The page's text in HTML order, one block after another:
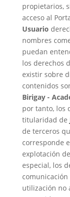
propietarios,
acceso al
Usuario
nombres
puedan
los derechos
existir sobre
contenidos
Birigay -
por tanto, los
titularidad de
de terceros
corresponde
explotación
especial, los
utilización no